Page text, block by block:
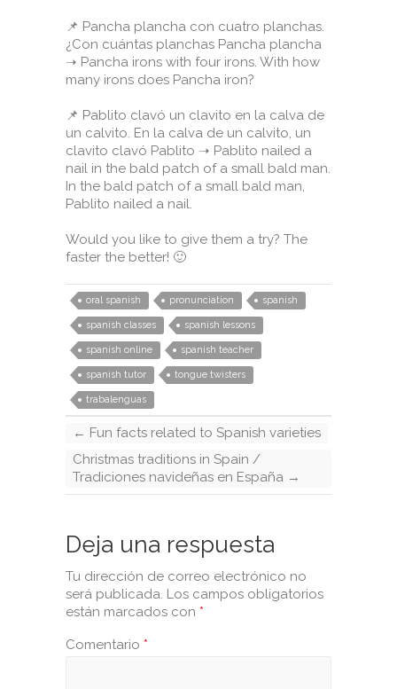
📌 Pancha plancha con cuatro planchas.
¿Con cuántas planchas Pancha plancha
➝ Pancha irons with four irons. With how
many irons does Pancha iron?⁣
📌 Pablito clavó un clavito en la calva de
un calvito. En la calva de un calvito, un
clavito clavó Pablito ➝ Pablito nailed a
nail in the bald patch of a small bald man.
In the bald patch of a small bald man,
Pablito nailed a nail.⁣
Would you like to give them a try? The
faster the better! 🙂
oral spanish pronunciation spanish
spanish classes spanish lessons
spanish online spanish teacher
spanish tutor tongue twisters
trabalenguas
← Fun facts related to Spanish varieties
Christmas traditions in Spain /
Tradiciones navideñas en España →
Deja una respuesta
Tu dirección de correo electrónico no
será publicada. Los campos obligatorios
están marcados con *
Comentario *